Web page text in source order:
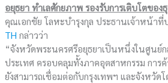
อยุธยา ทำเลศักยภาพ รองรับการเติบโตของ
คุณเอกชัย โลหะบำรุงกุล ประธานเจ้าหน้าที่
TH กล่าวว่า
“จังหวัดพระนครศรีอยุธยาเป็นหนึ่งในศูนย์
ประเทศ ครอบคลุมทั้งภาคอุตสาหกรรม การ
ยังสามารถเชื่อมต่อกับกรุงเทพฯ และจังหวัด